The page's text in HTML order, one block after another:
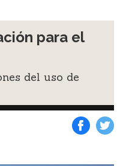
para el
del uso de